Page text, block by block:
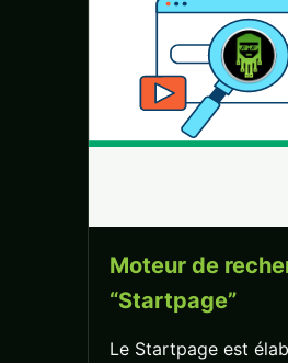
Moteur de
“Startpage”
Le Startpage est